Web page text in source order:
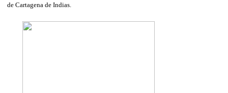
de Cartagena de Indias.